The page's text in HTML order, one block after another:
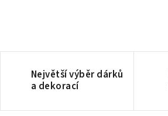
Největší výběr dárků
a dekorací